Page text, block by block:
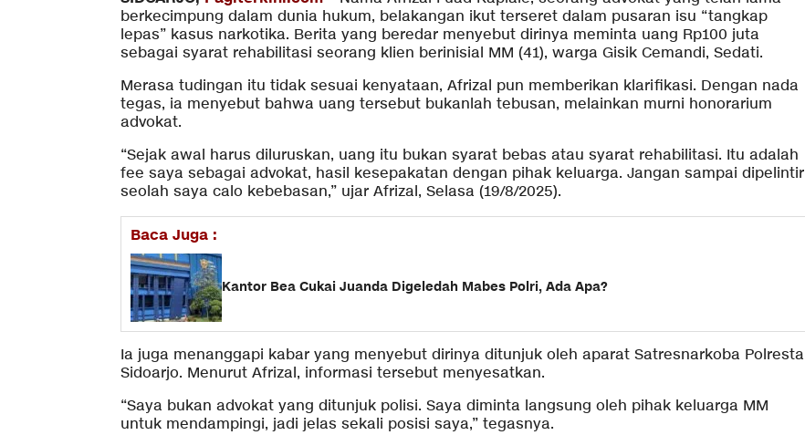
berkecimpung dalam dunia hukum, belakangan ikut terseret dalam pusaran isu “tangkap
lepas” kasus narkotika. Berita yang beredar menyebut dirinya meminta uang Rp100 juta
sebagai syarat rehabilitasi seorang klien berinisial MM (41), warga Gisik Cemandi, Sedati.
Merasa tudingan itu tidak sesuai kenyataan, Afrizal pun memberikan klarifikasi. Dengan nada
tegas, ia menyebut bahwa uang tersebut bukanlah tebusan, melainkan murni honorarium
advokat.
“Sejak awal harus diluruskan, uang itu bukan syarat bebas atau syarat rehabilitasi. Itu adalah
fee saya sebagai advokat, hasil kesepakatan dengan pihak keluarga. Jangan sampai dipelintir
seolah saya calo kebebasan,” ujar Afrizal, Selasa (19/8/2025).
Baca Juga :
Kantor Bea Cukai Juanda Digeledah Mabes Polri, Ada Apa?
Ia juga menanggapi kabar yang menyebut dirinya ditunjuk oleh aparat Satresnarkoba Polresta
Sidoarjo. Menurut Afrizal, informasi tersebut menyesatkan.
“Saya bukan advokat yang ditunjuk polisi. Saya diminta langsung oleh pihak keluarga MM
untuk mendampingi, jadi jelas sekali posisi saya,” tegasnya.